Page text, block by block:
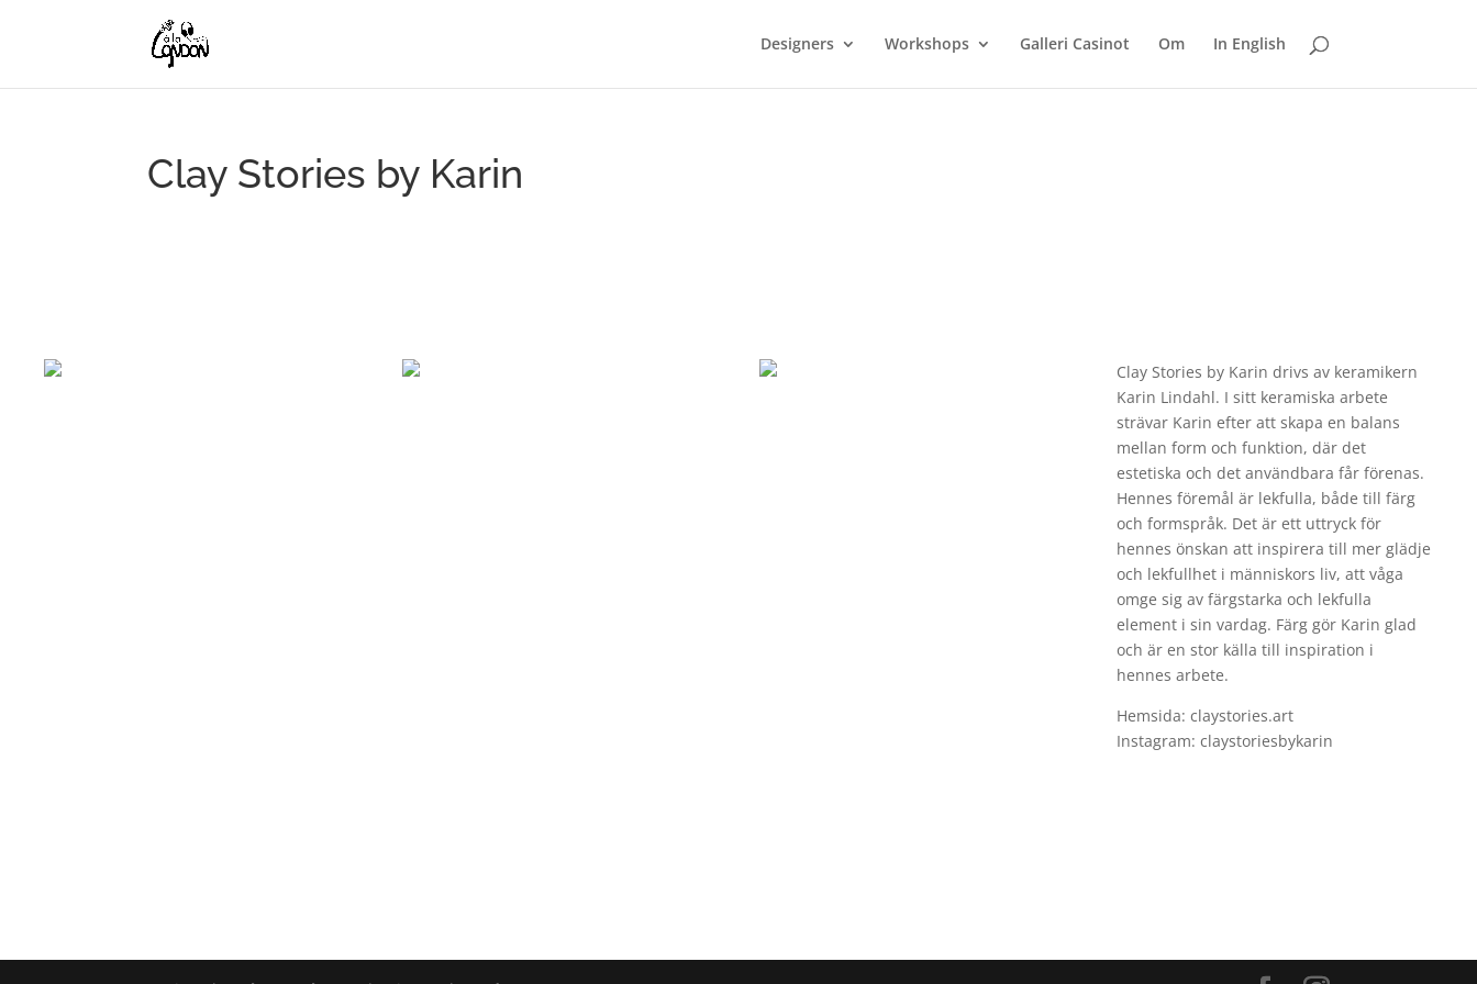
Designers Workshops Galleri Casinot Om In English
Clay Stories by Karin
Clay Stories by Karin drivs av keramikern
Karin Lindahl. I sitt keramiska arbete
strävar Karin efter att skapa en balans
mellan form och funktion, där det
estetiska och det användbara får förenas.
Hennes föremål är lekfulla, både till färg
och formspråk. Det är ett uttryck för
hennes önskan att inspirera till mer glädje
och lekfullhet i människors liv, att våga
omge sig av färgstarka och lekfulla
element i sin vardag. Färg gör Karin glad
och är en stor källa till inspiration i
hennes arbete.
Hemsida: claystories.art
Instagram: claystoriesbykarin